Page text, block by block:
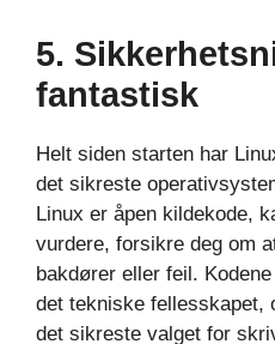
5.
fantastisk
Helt siden starten har
det sikreste
Linux er åpen kildekode,
vurdere, forsikre deg om
bakdører eller feil.
det tekniske fellesskapet,
det sikreste valget for